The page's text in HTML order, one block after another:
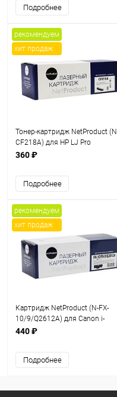
Подробнее
рекомендуем
хит продаж
Тонер-картридж NetProduct
CF218A) для HP LJ Pro
M104/MFP M132, 1,4K, с чипом
360 ₽
Подробнее
рекомендуем
хит продаж
Картридж NetProduct (N-FX-
10/9/Q2612A) для Canon i-
Sensys
2K
440 ₽
Подробнее